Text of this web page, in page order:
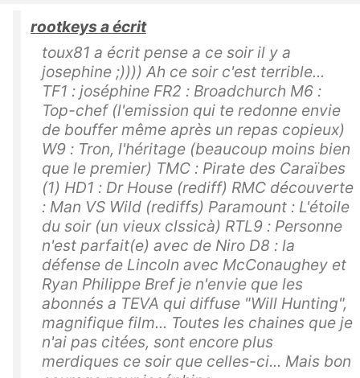
rootkeys a écrit
toux81 a écrit pense a ce soir il y a
josephine ;)))) Ah ce soir c'est terrible...
TF1 : joséphine FR2 : Broadchurch M6 :
Top-chef (l'emission qui te redonne envie
de bouffer même après un repas copieux)
W9 : Tron, l'héritage (beaucoup moins bien
que le premier) TMC : Pirate des Caraïbes
(1) HD1 : Dr House (rediff) RMC découverte
: Man VS Wild (rediffs) Paramount : L'étoile
du soir (un vieux clssicà) RTL9 : Personne
n'est parfait(e) avec de Niro D8 : la
défense de Lincoln avec McConaughey et
Ryan Philippe Bref je n'envie que les
abonnés a TEVA qui diffuse "Will Hunting",
magnifique film... Toutes les chaines que je
n'ai pas citées, sont encore plus
merdiques ce soir que celles-ci... Mais bon